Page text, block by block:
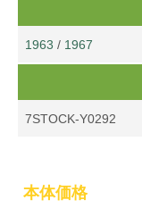
1963 / 1967
7STOCK-Y0292
本体価格